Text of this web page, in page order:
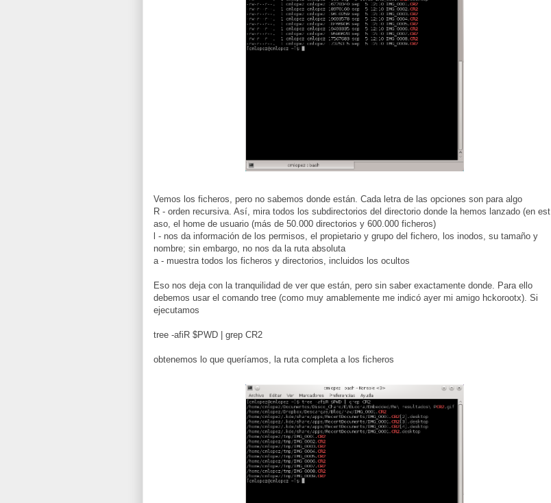
Vemos los ficheros, pero no sabemos donde están. Cada letra de las opciones son para algo
R - orden recursiva. Así, mira todos los subdirectorios del directorio donde la hemos lanzado (en est
aso, el home de usuario (más de 50.000 directorios y 600.000 ficheros)
l - nos da información de los permisos, el propietario y grupo del fichero, los inodos, su tamaño y
nombre; sin embargo, no nos da la ruta absoluta
a - muestra todos los ficheros y directorios, incluidos los ocultos
Eso nos deja con la tranquilidad de ver que están, pero sin saber exactamente donde. Para ello
debemos usar el comando tree (como muy amablemente me indicó ayer mi amigo hckorootx). Si
ejecutamos
tree -afiR $PWD | grep CR2
obtenemos lo que queríamos, la ruta completa a los ficheros